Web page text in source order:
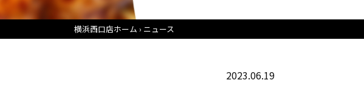
横浜西口店ホーム ニュース
2023.06.19